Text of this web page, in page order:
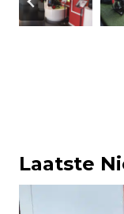
Laatste